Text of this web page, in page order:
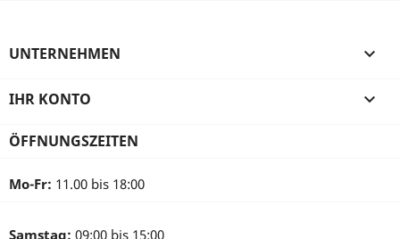
UNTERNEHMEN 
IHR KONTO 
ÖFFNUNGSZEITEN
Mo-Fr: 11.00 bis 18:00
Samstag: 09:00 bis 15:00